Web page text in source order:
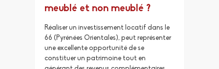
meublé et non meublé ?
Réaliser un investissement locatif dans le
66 (Pyrénées Orientales), peut représenter
une excellente opportunité de se
constituer un patrimoine tout en